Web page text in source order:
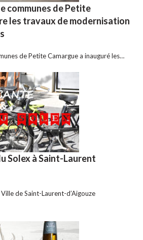
communes de Petite
les travaux de modernisation
de Petite Camargue a inauguré les…
Solex à Saint-Laurent
de Saint-Laurent-d’Aigouze